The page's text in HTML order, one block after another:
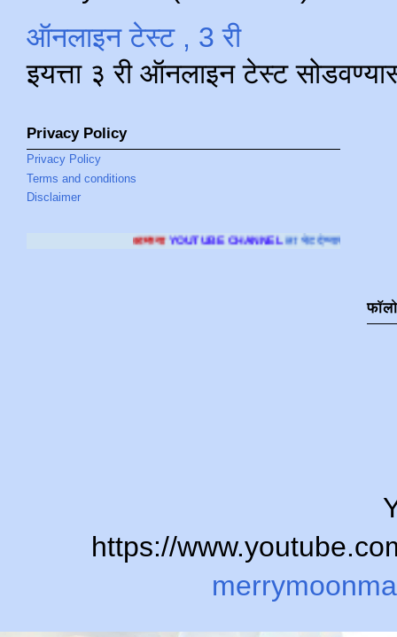
ऑनलाइन टेस्ट , 3 री
इयत्ता ३ री ऑनलाइन टेस्ट
Privacy Policy
Privacy Policy
Terms and conditions
Disclaimer
YOUTUBE CHANNELला भेट देण्यासाठी क्लिक करा.
https://